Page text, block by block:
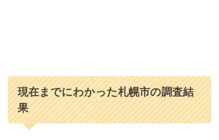
現在までにわかった札幌市の調査結
果